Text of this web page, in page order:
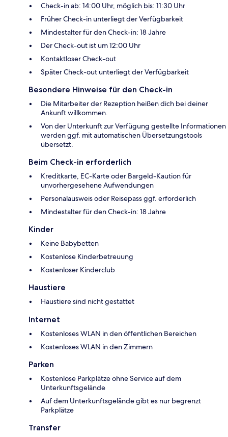
Check-in ab: 14:00 Uhr, möglich bis: 11:30 Uhr
Früher Check-in unterliegt der Verfügbarkeit
Mindestalter für den Check-in: 18 Jahre
Der Check-out ist um 12:00 Uhr
Kontaktloser Check-out
Später Check-out unterliegt der Verfügbarkeit
Besondere Hinweise für den Check-in
Die Mitarbeiter der Rezeption heißen dich bei deiner
Ankunft willkommen.
Von der Unterkunft zur Verfügung gestellte Informationen
werden ggf. mit automatischen Übersetzungstools
übersetzt.
Beim Check-in erforderlich
Kreditkarte, EC-Karte oder Bargeld-Kaution für
unvorhergesehene Aufwendungen
Personalausweis oder Reisepass ggf. erforderlich
Mindestalter für den Check-in: 18 Jahre
Kinder
Keine Babybetten
Kostenlose Kinderbetreuung
Kostenloser Kinderclub
Haustiere
Haustiere sind nicht gestattet
Internet
Kostenloses WLAN in den öffentlichen Bereichen
Kostenloses WLAN in den Zimmern
Parken
Kostenlose Parkplätze ohne Service auf dem
Unterkunftsgelände
Auf dem Unterkunftsgelände gibt es nur begrenzt
Parkplätze
Transfer